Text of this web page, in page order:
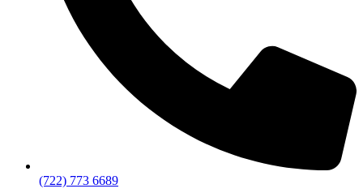
(722) 773 6689